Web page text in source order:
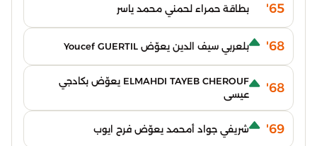
65' بطاقة حمراء لحمني محمد ياسر
68' بلعربي سيف الدين يعوّض Youcef GUERTIL
68'
ELMAHDI TAYEB CHEROUF يعوّض بكادجي
عيسى
69' شريفي جواد أمحمد يعوّض فرح ايوب